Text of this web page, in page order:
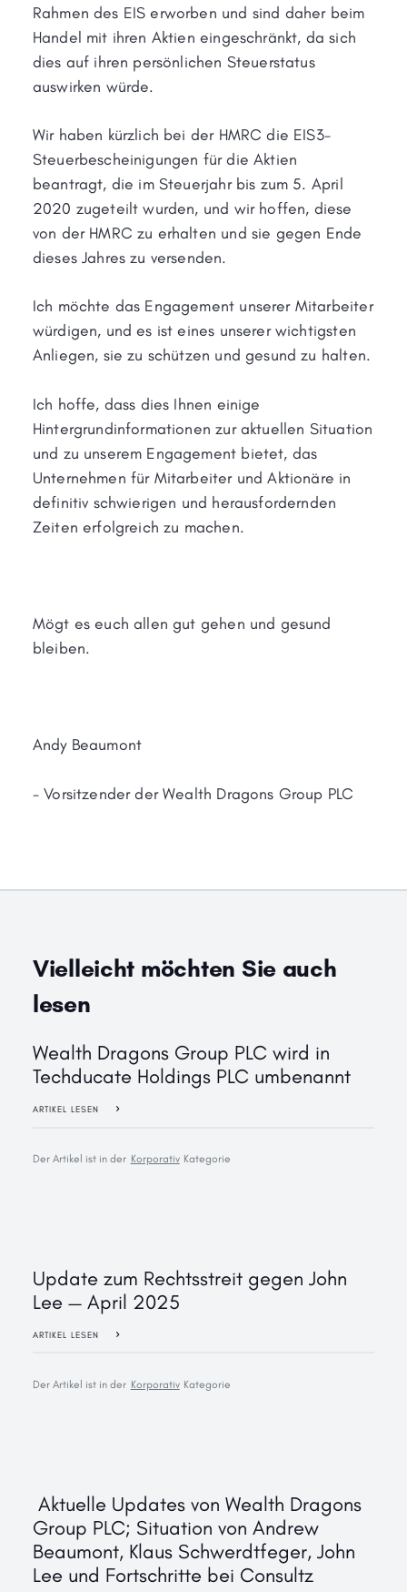
Rahmen des EIS erworben und sind daher beim
Handel mit ihren Aktien eingeschränkt, da sich
dies auf ihren persönlichen Steuerstatus
auswirken würde.
Wir haben kürzlich bei der HMRC die EIS3-
Steuerbescheinigungen für die Aktien
beantragt, die im Steuerjahr bis zum 5. April
2020 zugeteilt wurden, und wir hoffen, diese
von der HMRC zu erhalten und sie gegen Ende
dieses Jahres zu versenden.
Ich möchte das Engagement unserer Mitarbeiter
würdigen, und es ist eines unserer wichtigsten
Anliegen, sie zu schützen und gesund zu halten.
Ich hoffe, dass dies Ihnen einige
Hintergrundinformationen zur aktuellen Situation
und zu unserem Engagement bietet, das
Unternehmen für Mitarbeiter und Aktionäre in
definitiv schwierigen und herausfordernden
Zeiten erfolgreich zu machen.
Mögt es euch allen gut gehen und gesund
bleiben.
Andy Beaumont
- Vorsitzender der Wealth Dragons Group PLC
Vielleicht möchten Sie auch
lesen
Wealth Dragons Group PLC wird in
Techducate Holdings PLC umbenannt
ARTIKEL LESEN
Der Artikel ist in der Korporativ Kategorie
Update zum Rechtsstreit gegen John
Lee — April 2025
ARTIKEL LESEN
Der Artikel ist in der Korporativ Kategorie
‍ Aktuelle Updates von Wealth Dragons
Group PLC; Situation von Andrew
Beaumont, Klaus Schwerdtfeger, John
Lee und Fortschritte bei Consultz